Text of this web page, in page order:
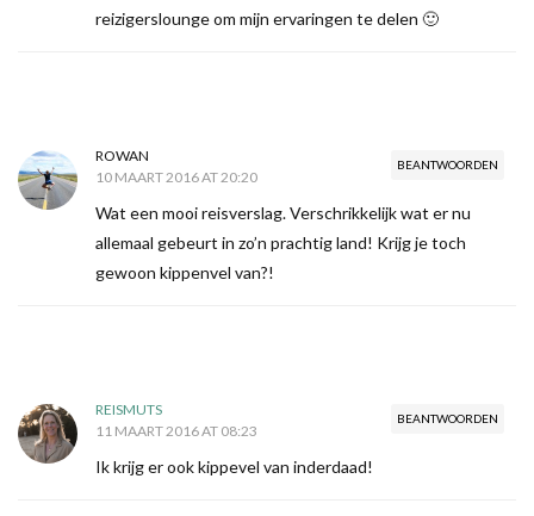
reizigerslounge om mijn ervaringen te delen 🙂
BEANTWOORDEN
ROWAN
10 MAART 2016 AT 20:20
Wat een mooi reisverslag. Verschrikkelijk wat er nu
allemaal gebeurt in zo’n prachtig land! Krijg je toch
gewoon kippenvel van?!
BEANTWOORDEN
REISMUTS
11 MAART 2016 AT 08:23
Ik krijg er ook kippevel van inderdaad!